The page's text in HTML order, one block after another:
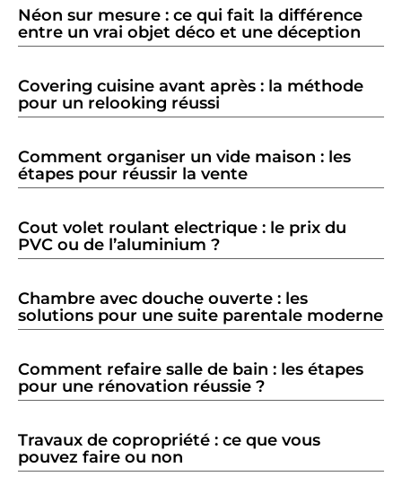
Néon sur mesure : ce qui fait la différence
entre un vrai objet déco et une déception
Covering cuisine avant après : la méthode
pour un relooking réussi
Comment organiser un vide maison : les
étapes pour réussir la vente
Cout volet roulant electrique : le prix du
PVC ou de l’aluminium ?
Chambre avec douche ouverte : les
solutions pour une suite parentale moderne
Comment refaire salle de bain : les étapes
pour une rénovation réussie ?
Travaux de copropriété : ce que vous
pouvez faire ou non